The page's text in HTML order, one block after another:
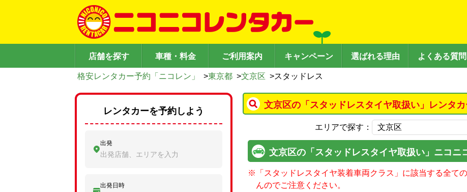
店舗を探す 車種・料金 ご利用案内 キャンペーン 選ばれる理由 よくある質問
格安レンタカー予約「ニコレン」 >東京都 >文京区 >スタッドレス
文京区の「スタッドレスタイヤ取扱い」レンタカ
エリアで探す：
文京区の「スタッドレスタイヤ取扱い」ニコニ
※
「スタッドレスタイヤ装着車両クラス」に該当する全て
んのでご注意ください。
レンタカーを予約しよう
出発
出発店舗、エリアを入力
出発日時